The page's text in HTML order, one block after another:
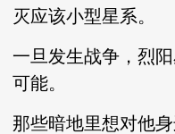
灭应该小型星系。
一旦发生战争，烈
可能。
那些暗地里想对他